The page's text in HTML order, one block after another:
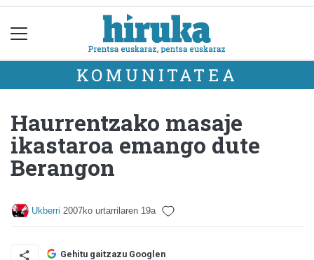
KOMUNITATEA
Haurrentzako masaje
ikastaroa emango dute
Berangon
Ukberri 2007ko urtarrilaren 19a
Gehitu gaitzazu Googlen